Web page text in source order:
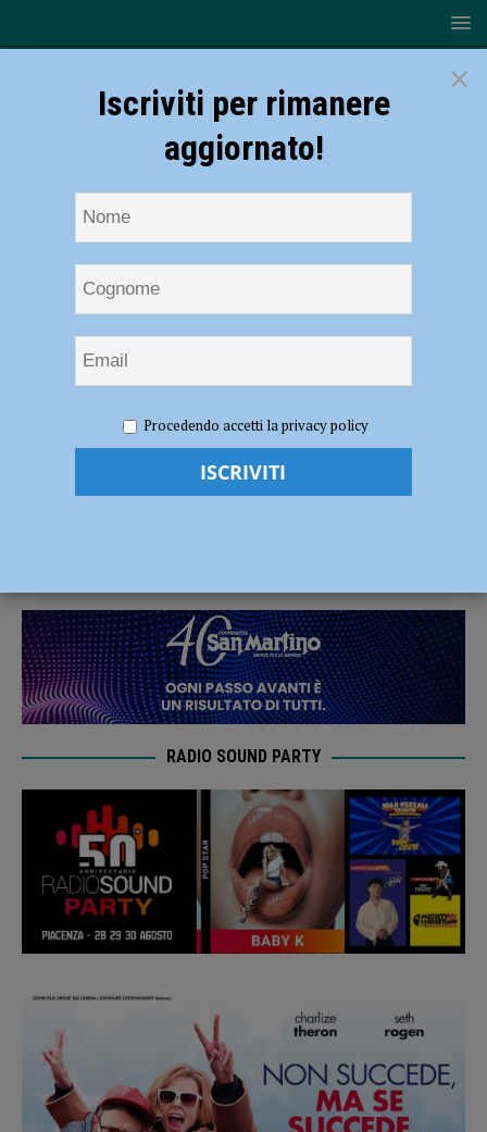
film “Non succede, ma se succede…”
Biglietti omaggio del film “Non succede,
RADIO SOUND PARTY
×
Iscriviti per rimanere
aggiornato!
Procedendo accetti la privacy policy